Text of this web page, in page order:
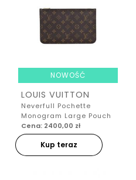
NOWOŚĆ
LOUIS VUITTON
Neverfull Pochette
Monogram Large Pouch
Cena: 2400,00 zł
Kup teraz